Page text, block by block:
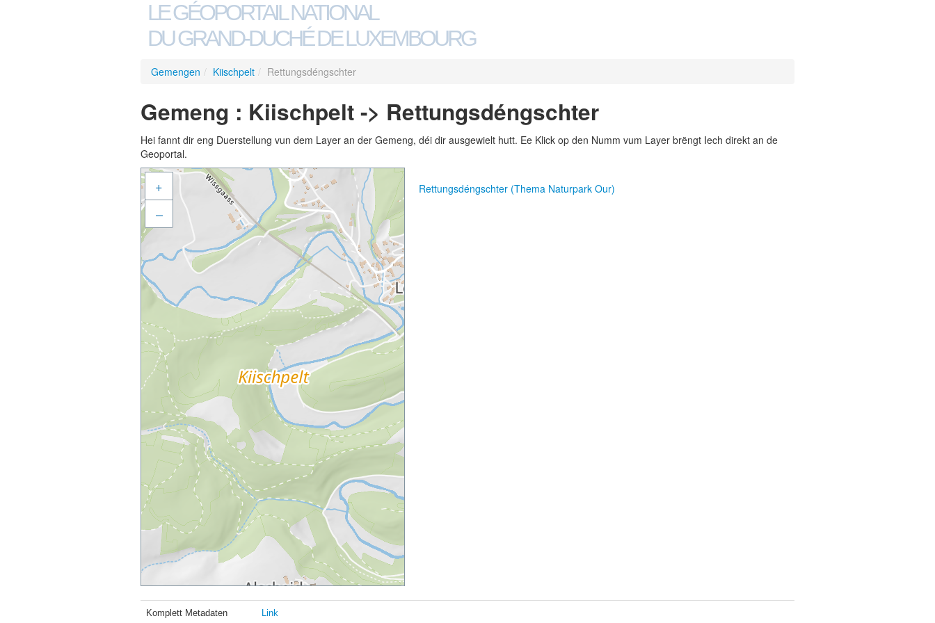
LE GÉOPORTAIL NATIONAL
DU GRAND-DUCHÉ DE LUXEMBOURG
Gemengen / Kiischpelt / Rettungsdéngschter
Gemeng : Kiischpelt -> Rettungsdéngschter
Hei fannt dir eng Duerstellung vun dem Layer an der Gemeng, déi dir ausgewielt hutt. Ee Klick op den Numm vum Layer brëngt Iech direkt an de
Geoportal.
+
–
Rettungsdéngschter (Thema Naturpark Our)
Komplett Metadaten Link